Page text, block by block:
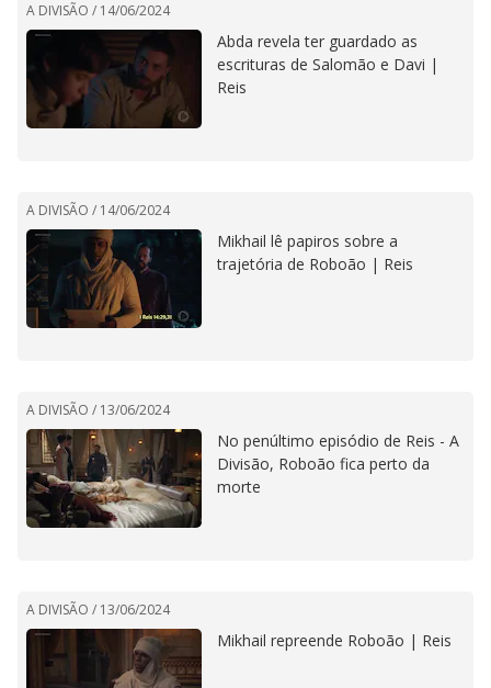
A DIVISÃO / 14/06/2024
Abda revela ter guardado as
escrituras de Salomão e Davi |
Reis
A DIVISÃO / 14/06/2024
Mikhail lê papiros sobre a
trajetória de Roboão | Reis
A DIVISÃO / 13/06/2024
No penúltimo episódio de Reis - A
Divisão, Roboão fica perto da
morte
A DIVISÃO / 13/06/2024
Mikhail repreende Roboão | Reis